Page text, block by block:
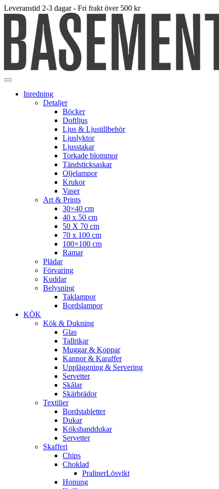
Leveranstid 2-3 dagar - Fri frakt över 500 kr
Inredning
Detaljer
Böcker
Doftljus
Ljus & Ljustillbehör
Ljuslyktor
Ljusstakar
Torkade blommor
Tändsticksaskar
Oljelampor
Krukor
Vaser
Art & Prints
30×40 cm
40 x 50 cm
50 X 70 cm
70 x 100 cm
100×100 cm
Ramar
Plädar
Förvaring
Kuddar
Belysning
Taklampor
Bordslampor
KÖK
Kök & Dukning
Glas
Tallrikar
Muggar & Koppar
Kannor & Karaffer
Uppläggning & Servering
Servetter
Skålar
Skärbrädor
Textilier
Bordstabletter
Dukar
Kökshanddukar
Servetter
Skafferi
Chips
Choklad
PralinerLösvikt
Honung